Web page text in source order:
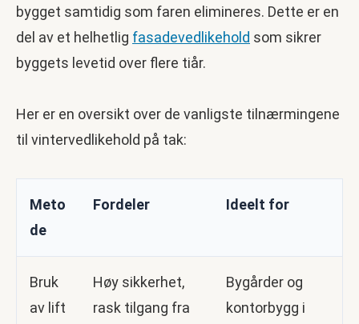
bygget samtidig som faren elimineres. Dette er en
del av et helhetlig fasadevedlikehold som sikrer
byggets levetid over flere tiår.
Her er en oversikt over de vanligste tilnærmingene
til vintervedlikehold på tak:
Meto
de
Fordeler Ideelt for
Bruk
av lift
Høy sikkerhet,
rask tilgang fra
Bygårder og
kontorbygg i